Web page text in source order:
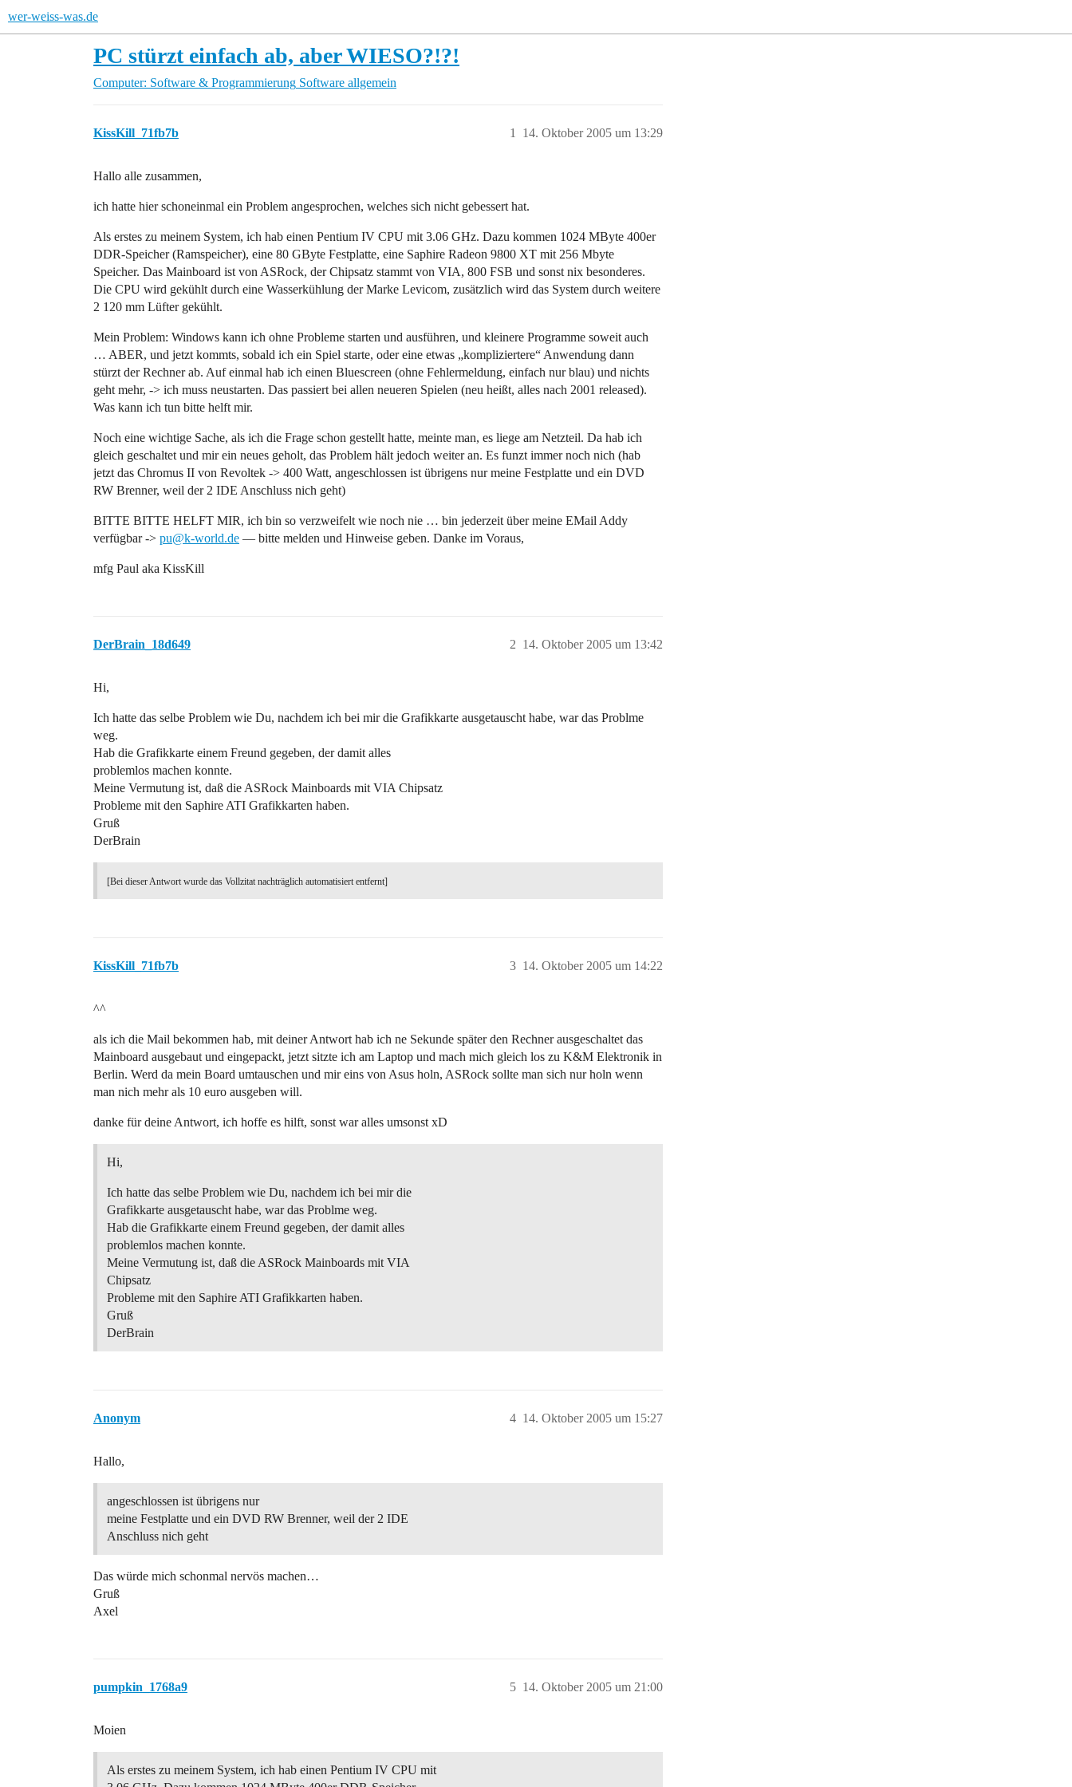
wer-weiss-was.de
PC stürzt einfach ab, aber WIESO?!?!
Computer: Software & Programmierung Software allgemein
KissKill_71fb7b 14. Oktober 2005 um 13:29
1
Hallo alle zusammen,
ich hatte hier schoneinmal ein Problem angesprochen, welches sich nicht gebessert hat.
Als erstes zu meinem System, ich hab einen Pentium IV CPU mit 3.06 GHz. Dazu kommen 1024 MByte 400er
DDR-Speicher (Ramspeicher), eine 80 GByte Festplatte, eine Saphire Radeon 9800 XT mit 256 Mbyte
Speicher. Das Mainboard ist von ASRock, der Chipsatz stammt von VIA, 800 FSB und sonst nix besonderes.
Die CPU wird gekühlt durch eine Wasserkühlung der Marke Levicom, zusätzlich wird das System durch weitere
2 120 mm Lüfter gekühlt.
Mein Problem: Windows kann ich ohne Probleme starten und ausführen, und kleinere Programme soweit auch
… ABER, und jetzt kommts, sobald ich ein Spiel starte, oder eine etwas „kompliziertere“ Anwendung dann
stürzt der Rechner ab. Auf einmal hab ich einen Bluescreen (ohne Fehlermeldung, einfach nur blau) und nichts
geht mehr, -> ich muss neustarten. Das passiert bei allen neueren Spielen (neu heißt, alles nach 2001 released).
Was kann ich tun bitte helft mir.
Noch eine wichtige Sache, als ich die Frage schon gestellt hatte, meinte man, es liege am Netzteil. Da hab ich
gleich geschaltet und mir ein neues geholt, das Problem hält jedoch weiter an. Es funzt immer noch nich (hab
jetzt das Chromus II von Revoltek -> 400 Watt, angeschlossen ist übrigens nur meine Festplatte und ein DVD
RW Brenner, weil der 2 IDE Anschluss nich geht)
BITTE BITTE HELFT MIR, ich bin so verzweifelt wie noch nie … bin jederzeit über meine EMail Addy
verfügbar -> pu@k-world.de — bitte melden und Hinweise geben. Danke im Voraus,
mfg Paul aka KissKill
DerBrain_18d649 14. Oktober 2005 um 13:42
2
Hi,
Ich hatte das selbe Problem wie Du, nachdem ich bei mir die Grafikkarte ausgetauscht habe, war das Problme
weg.
Hab die Grafikkarte einem Freund gegeben, der damit alles
problemlos machen konnte.
Meine Vermutung ist, daß die ASRock Mainboards mit VIA Chipsatz
Probleme mit den Saphire ATI Grafikkarten haben.
Gruß
DerBrain
[Bei dieser Antwort wurde das Vollzitat nachträglich automatisiert entfernt]
KissKill_71fb7b 14. Oktober 2005 um 14:22
3
^^
als ich die Mail bekommen hab, mit deiner Antwort hab ich ne Sekunde später den Rechner ausgeschaltet das
Mainboard ausgebaut und eingepackt, jetzt sitzte ich am Laptop und mach mich gleich los zu K&M Elektronik in
Berlin. Werd da mein Board umtauschen und mir eins von Asus holn, ASRock sollte man sich nur holn wenn
man nich mehr als 10 euro ausgeben will.
danke für deine Antwort, ich hoffe es hilft, sonst war alles umsonst xD
Hi,
Ich hatte das selbe Problem wie Du, nachdem ich bei mir die
Grafikkarte ausgetauscht habe, war das Problme weg.
Hab die Grafikkarte einem Freund gegeben, der damit alles
problemlos machen konnte.
Meine Vermutung ist, daß die ASRock Mainboards mit VIA
Chipsatz
Probleme mit den Saphire ATI Grafikkarten haben.
Gruß
DerBrain
Anonym 14. Oktober 2005 um 15:27
4
Hallo,
angeschlossen ist übrigens nur
meine Festplatte und ein DVD RW Brenner, weil der 2 IDE
Anschluss nich geht
Das würde mich schonmal nervös machen…
Gruß
Axel
pumpkin_1768a9 14. Oktober 2005 um 21:00
5
Moien
Als erstes zu meinem System, ich hab einen Pentium IV CPU mit